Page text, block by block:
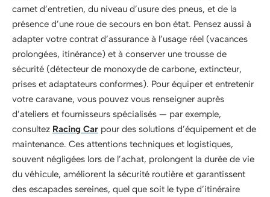
carnet d’entretien, du niveau d’usure des pneus, et de la
présence d’une roue de secours en bon état. Pensez aussi à
adapter votre contrat d’assurance à l’usage réel (vacances
prolongées, itinérance) et à conserver une trousse de
sécurité (détecteur de monoxyde de carbone, extincteur,
prises et adaptateurs conformes). Pour équiper et entretenir
votre caravane, vous pouvez vous renseigner auprès
d’ateliers et fournisseurs spécialisés — par exemple,
consultez Racing Car pour des solutions d’équipement et de
maintenance. Ces attentions techniques et logistiques,
souvent négligées lors de l’achat, prolongent la durée de vie
du véhicule, améliorent la sécurité routière et garantissent
des escapades sereines, quel que soit le type d’itinéraire